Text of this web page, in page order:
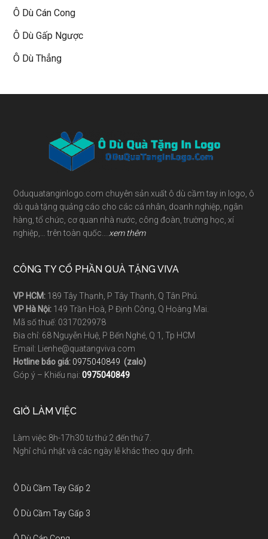
Ô Dù Cán Cong
Ô Dù Gấp Ngược
Ô Dù Thẳng
Footer
Oduquatanginlogo.com chuyên sản xuất ô dù cầm tay in logo, ô
dù quà tặng quảng cáo cho các cá nhân, doanh nghiệp, ngân
hàng, tổ chức, cơ quan nhà nước, công đoàn, trường học, xí
nghiệp,… trên toàn quốc…. xem thêm
CÔNG TY CỔ PHẦN QUÀ TẶNG VIVA
VP HCM: 189 Tây Thạnh, P Tây Thạnh, Q Tân Phú.
VP Hà Nội: 149 Trần Hoà, P Định Công, Q Hoàng Mai.
Mã số thuế: 0317029978
Địa chỉ: 68 Nguyễn Huệ, P Bến Nghé, Q 1, Tp HCM
Email: Lienhe@quatangviva.com
Hotline báo giá: 0975040849 (zalo)
Góp ý – Khiếu nại:0975040849
GIỜ LÀM VIỆC
Làm việc 8h-17h30 từ thứ 2 đến thứ 7.
Nghỉ chủ nhật và các ngày lễ khác theo quy định.
Ô Dù Cầm Tay Gấp 2
Ô Dù Cầm Tay Gấp 3